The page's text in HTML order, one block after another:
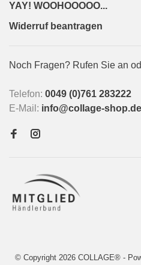
YAY! WOOHOOOOO...
Widerruf beantragen
Noch Fragen? Rufen Sie an
Telefon: 0049 (0)761 283222
E-Mail: info@collage-shop.de
© Copyright 2026 COLLAGE® -